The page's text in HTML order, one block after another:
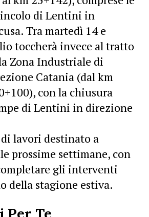
di Lentini in
Tra martedì 14 e
toccherà invece al tratto
Zona Industriale di
Catania (dal km
con la chiusura
di Lentini in direzione
lavori destinato a
prossime settimane, con
gli interventi
della stagione estiva.